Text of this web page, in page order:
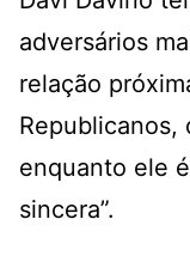
adversários
relação
Republicanos,
enquanto ele
sincera”.